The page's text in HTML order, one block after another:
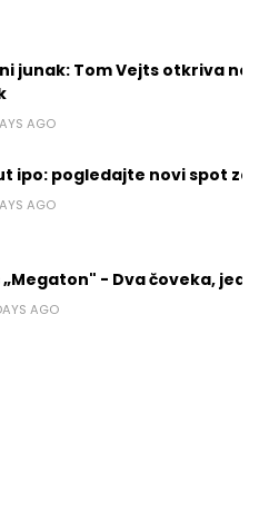
junak: Tom Vejts otkriva
AGO
ipo: pogledajte novi spot za
AGO
- Dva čoveka,
AGO